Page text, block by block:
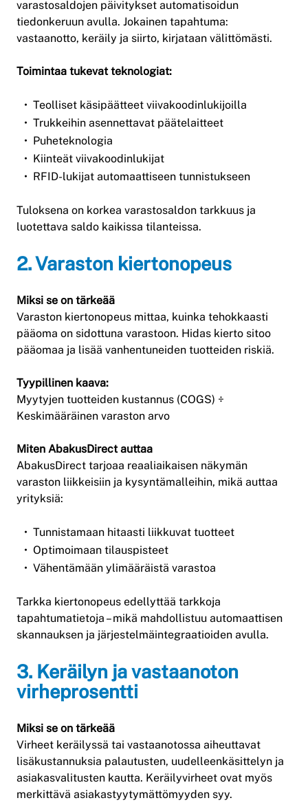
varastosaldojen päivitykset automatisoidun
tiedonkeruun avulla. Jokainen tapahtuma:
vastaanotto, keräily ja siirto, kirjataan välittömästi.
Toimintaa tukevat teknologiat:
Teolliset käsipäätteet viivakoodinlukijoilla
Trukkeihin asennettavat päätelaitteet
Puheteknologia
Kiinteät viivakoodinlukijat
RFID-lukijat automaattiseen tunnistukseen
Tuloksena on korkea varastosaldon tarkkuus ja
luotettava saldo kaikissa tilanteissa.
2. Varaston kiertonopeus
Miksi se on tärkeää
Varaston kiertonopeus mittaa, kuinka tehokkaasti
pääoma on sidottuna varastoon. Hidas kierto sitoo
pääomaa ja lisää vanhentuneiden tuotteiden riskiä.
Tyypillinen kaava:
Myytyjen tuotteiden kustannus (COGS) ÷
Keskimääräinen varaston arvo
Miten AbakusDirect auttaa
AbakusDirect tarjoaa reaaliaikaisen näkymän
varaston liikkeisiin ja kysyntämalleihin, mikä auttaa
yrityksiä:
Tunnistamaan hitaasti liikkuvat tuotteet
Optimoimaan tilauspisteet
Vähentämään ylimääräistä varastoa
Tarkka kiertonopeus edellyttää tarkkoja
tapahtumatietoja – mikä mahdollistuu automaattisen
skannauksen ja järjestelmäintegraatioiden avulla.
3. Keräilyn ja vastaanoton
virheprosentti
Miksi se on tärkeää
Virheet keräilyssä tai vastaanotossa aiheuttavat
lisäkustannuksia palautusten, uudelleenkäsittelyn ja
asiakasvalitusten kautta. Keräilyvirheet ovat myös
merkittävä asiakastyytymättömyyden syy.